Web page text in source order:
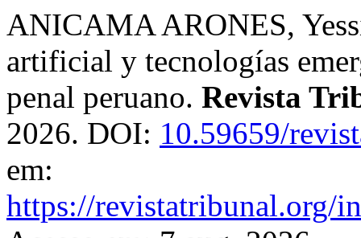
ANICAMA ARONES,
artificial y tecnologías
penal peruano. Revista
2026. DOI: 10.59659/
em:
https://revistatribunal.org/